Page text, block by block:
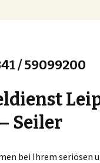
/ 59099200
Seiler
bei Ihrem seriösen